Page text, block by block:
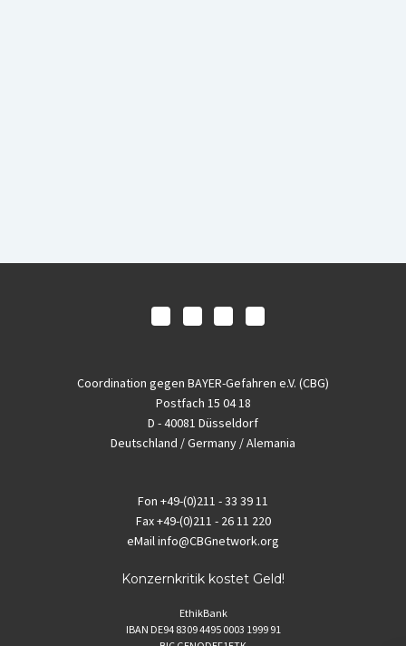
Coordination gegen BAYER-Gefahren e.V. (CBG)
Postfach 15 04 18
D - 40081 Düsseldorf
Deutschland / Germany / Alemania
Fon +49-(0)211 - 33 39 11
Fax+49-(0)211 - 26 11 220
eMailinfo@CBGnetwork.org
Konzernkritik kostet Geld!
EthikBank
IBAN DE94 8309 4495 0003 1999 91